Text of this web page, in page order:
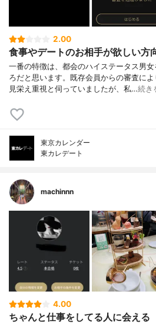
2.00
食事やデートのお相手が欲しい方
一番の特徴は、都会のハイステータス男
ろだと思います。既存会員からの審査に
見栄え重視と伺っていましたが、私…続き
東京カレンダー
東カレデート
machinnn
4.00
ちゃんと仕事をしてる人に会える